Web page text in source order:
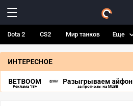
Dota 2 CS2 Мир танков Еще
ИНТЕРЕСНОЕ
BETBOOM
Реклама 18+
Разыгрываем айфон
за прогнозы на MLBB